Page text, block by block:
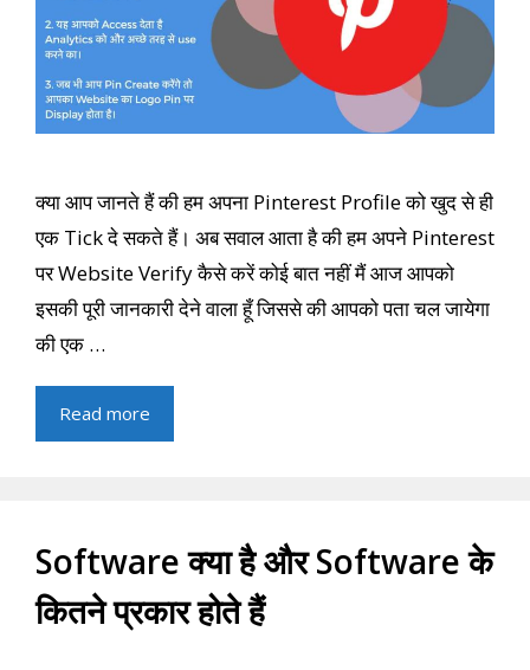
क्या आप जानते हैं की हम अपना Pinterest Profile को खुद से ही
एक Tick दे सकते हैं। अब सवाल आता है की हम अपने Pinterest
पर Website Verify कैसे करें कोई बात नहीं मैं आज आपको
इसकी पूरी जानकारी देने वाला हूँ जिससे की आपको पता चल जायेगा
की एक …
Read more
Software क्या है और Software के
कितने प्रकार होते हैं